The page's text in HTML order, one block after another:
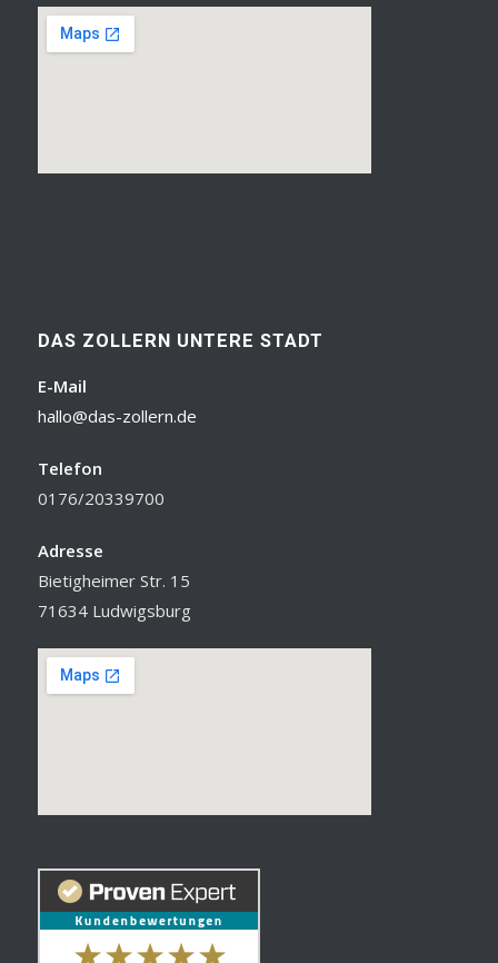
DAS ZOLLERN UNTERE STADT
E-Mail
hallo@das-zollern.de
Telefon
0176/20339700
Adresse
Bietigheimer Str. 15
71634 Ludwigsburg